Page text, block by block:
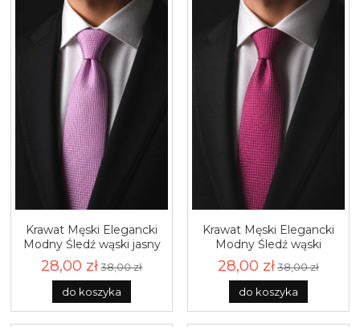
Krawat Męski Elegancki
Modny Śledź wąski jasny
fiolet lilowy wrzosowy w
delikatną kratkę G347
28,00 zł 38,00 zł
do koszyka
Krawat Męski Elegancki
Modny Śledź wąski
różowy fuksja w delikatną
kratkę G346
28,00 zł38,00 zł
do koszyka